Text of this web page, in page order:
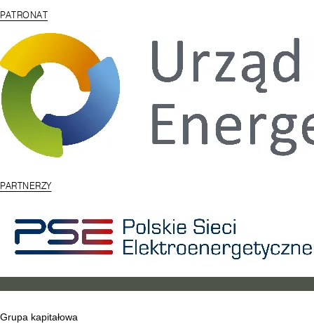
PATRONAT
PARTNERZY
Grupa kapitałowa